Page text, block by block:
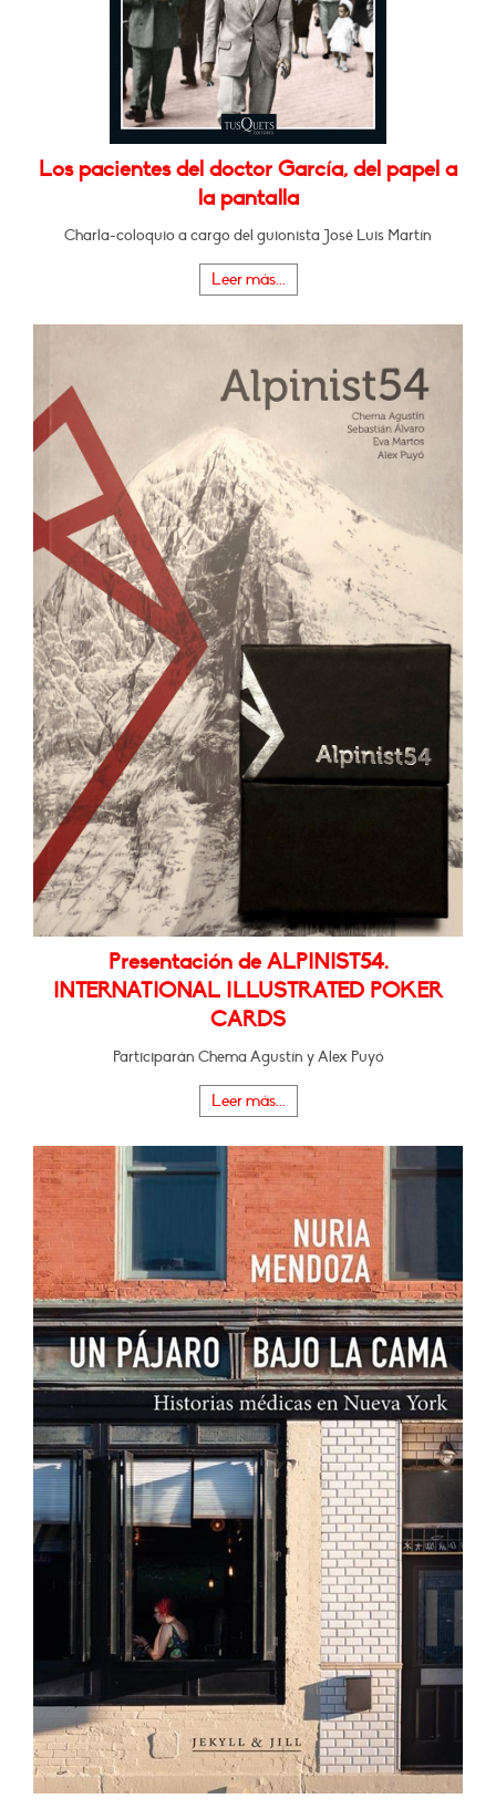
Los pacientes del doctor García, del papel a
la pantalla
Charla-coloquio a cargo del guionista José Luis Martín
Leer más...
Presentación de ALPINIST54.
INTERNATIONAL ILLUSTRATED POKER
CARDS
Participarán Chema Agustín y Alex Puyó
Leer más...